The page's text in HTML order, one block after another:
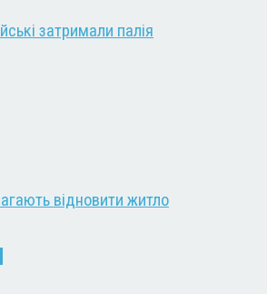
затримали палія
відновити житло